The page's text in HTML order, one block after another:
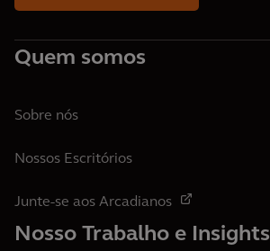
Quem somos
Sobre nós
Nossos Escritórios
Junte-se aos Arcadianos
Nosso Trabalho e Insights